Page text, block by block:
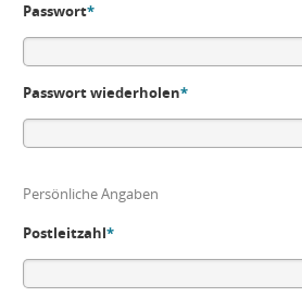
Passwort*
Passwort wiederholen*
Persönliche Angaben
Postleitzahl*